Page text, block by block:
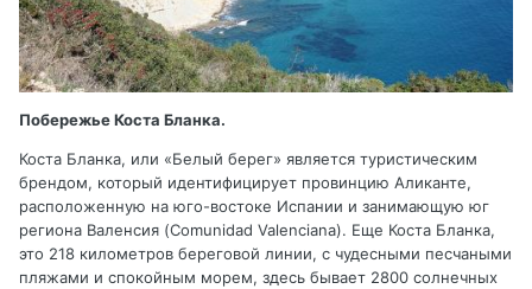
Побережье Коста Бланка.
Коста Бланка, или «Белый берег» является туристическим
брендом, который идентифицирует провинцию Аликанте,
расположенную на юго-востоке Испании и занимающую юг
региона Валенсия (Comunidad Valenciana). Еще Коста Бланка,
это 218 километров береговой линии, c чудесными песчаными
пляжами и спокойным морем, здесь бывает 2800 солнечных